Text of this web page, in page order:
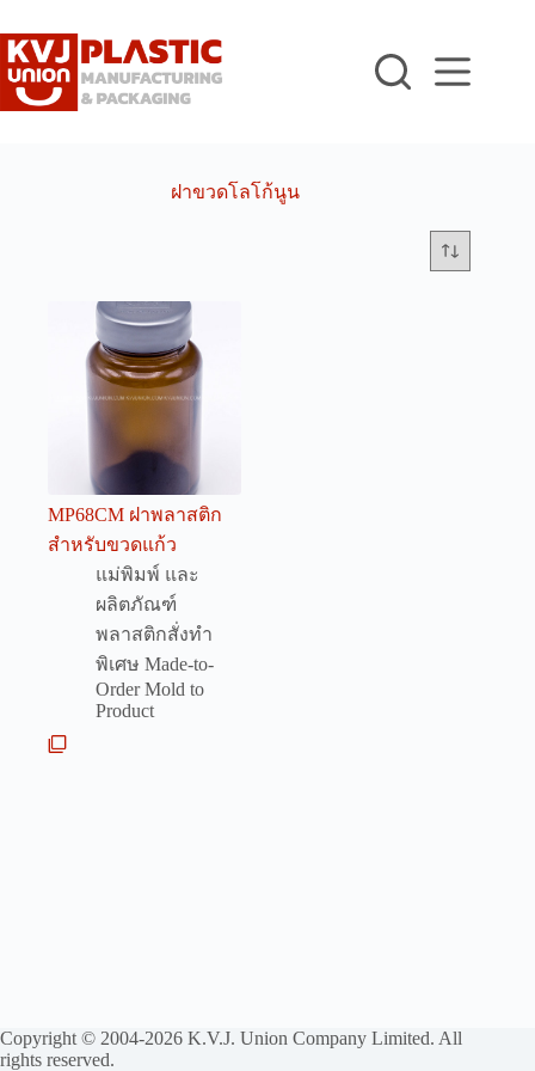
to
content
ฝาขวดโลโก้นูน
MP68CM ฝาพลาสติก
สำหรับขวดแก้ว
แม่พิมพ์ และ
ผลิตภัณฑ์
พลาสติกสั่งทำ
พิเศษ Made-to-
Order Mold to
Product
Copyright © 2004-2026 K.V.J. Union Company Limited. All
rights reserved.